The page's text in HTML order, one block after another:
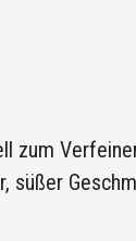
zum
süßer